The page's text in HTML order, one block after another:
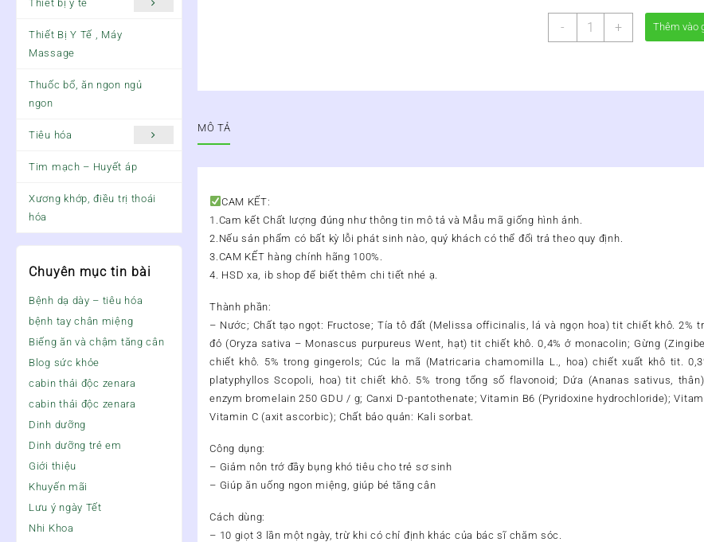
Thiết bị y tế
Thiết Bị Y Tế , Máy
Massage
Thuốc bổ, ăn ngon ngủ
ngon
Tiêu hóa
Tim mạch – Huyết áp
Xương khớp, điều trị thoái
hóa
Chuyên mục tin bài
Bệnh dạ dày – tiêu hóa
bệnh tay chân miệng
Biếng ăn và chậm tăng cân
Blog sức khỏe
cabin thải độc zenara
cabin thải độc zenara
Dinh dưỡng
Dinh dưỡng trẻ em
Giới thiệu
Khuyến mãi
Lưu ý ngày Tết
Nhi Khoa
-
Cucciolo
Ngon,
Đầy
Bụng
+ Thêm vào
MÔ TẢ
CAM KẾT:
1.Cam kết Chất lượng đúng như thông tin mô tả và Mẫu mã giống hình ảnh.
2.Nếu sản phẩm có bất kỳ lỗi phát sinh nào, quý khách có thể đổi trả theo quy định.
3.CAM KẾT hàng chính hãng 100%.
4. HSD xa, ib shop để biết thêm chi tiết nhé ạ.
Thành phần:
– Nước; Chất tạo ngọt: Fructose; Tía tô đất (Melissa officinalis, lá và ngọn hoa) tit chiết khô. 2%
đỏ (Oryza sativa – Monascus purpureus Went, hạt) tit chiết khô. 0,4% ở monacolin; Gừng
chiết khô. 5% trong gingerols; Cúc la mã (Matricaria chamomilla L., hoa) chiết xuất khô tit.
platyphyllos Scopoli, hoa) tit chiết khô. 5% trong tổng số flavonoid; Dứa (Ananas sativus,
enzym bromelain 250 GDU / g; Canxi D-pantothenate; Vitamin B6 (Pyridoxine hydrochloride);
Vitamin C (axit ascorbic); Chất bảo quản: Kali sorbat.
Công dụng:
– Giảm nôn trớ đầy bụng khó tiêu cho trẻ sơ sinh
– Giúp ăn uống ngon miệng, giúp bé tăng cân
Cách dùng:
– 10 giọt 3 lần một ngày, trừ khi có chỉ định khác của bác sĩ chăm sóc.